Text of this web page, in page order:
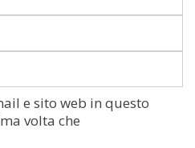
e sito web in questo
volta che